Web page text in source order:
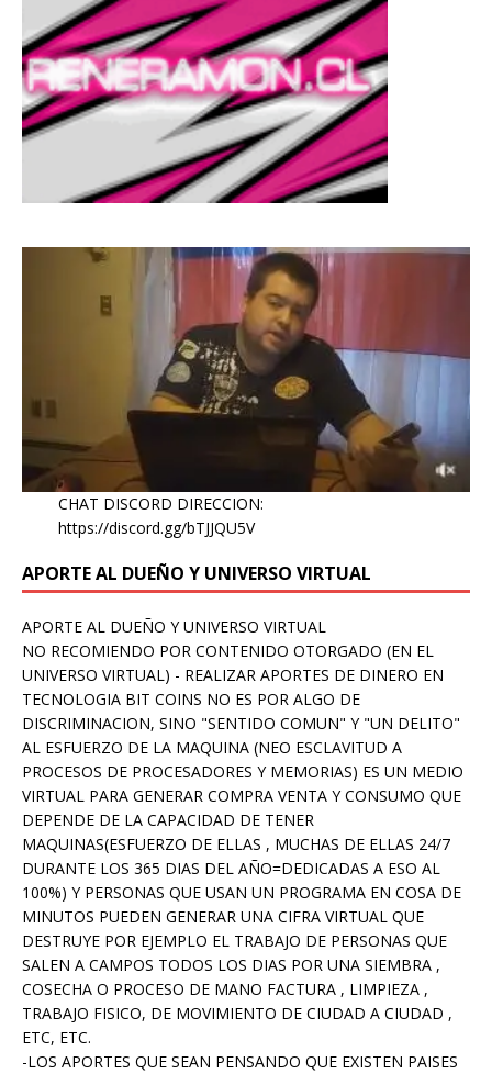
CHAT DISCORD DIRECCION:
https://discord.gg/bTJJQU5V
APORTE AL DUEÑO Y UNIVERSO VIRTUAL
APORTE AL DUEÑO Y UNIVERSO VIRTUAL
NO RECOMIENDO POR CONTENIDO OTORGADO (EN EL
UNIVERSO VIRTUAL) - REALIZAR APORTES DE DINERO EN
TECNOLOGIA BIT COINS NO ES POR ALGO DE
DISCRIMINACION, SINO "SENTIDO COMUN" Y "UN DELITO"
AL ESFUERZO DE LA MAQUINA (NEO ESCLAVITUD A
PROCESOS DE PROCESADORES Y MEMORIAS) ES UN MEDIO
VIRTUAL PARA GENERAR COMPRA VENTA Y CONSUMO QUE
DEPENDE DE LA CAPACIDAD DE TENER
MAQUINAS(ESFUERZO DE ELLAS , MUCHAS DE ELLAS 24/7
DURANTE LOS 365 DIAS DEL AÑO=DEDICADAS A ESO AL
100%) Y PERSONAS QUE USAN UN PROGRAMA EN COSA DE
MINUTOS PUEDEN GENERAR UNA CIFRA VIRTUAL QUE
DESTRUYE POR EJEMPLO EL TRABAJO DE PERSONAS QUE
SALEN A CAMPOS TODOS LOS DIAS POR UNA SIEMBRA ,
COSECHA O PROCESO DE MANO FACTURA , LIMPIEZA ,
TRABAJO FISICO, DE MOVIMIENTO DE CIUDAD A CIUDAD ,
ETC, ETC.
-LOS APORTES QUE SEAN PENSANDO QUE EXISTEN PAISES